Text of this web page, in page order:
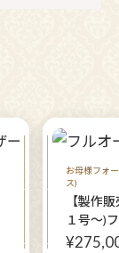
お母様フォ
ス)
【製作
１号〜)
礼装ドレ